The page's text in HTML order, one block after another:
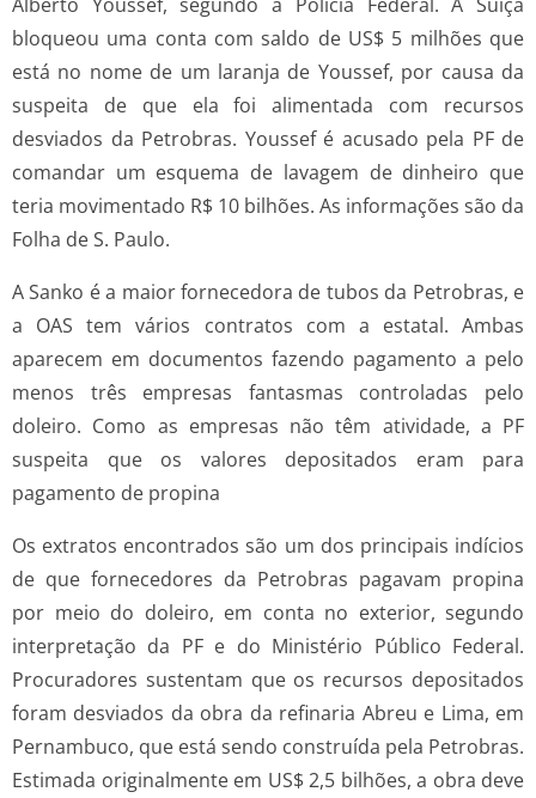
bloqueou uma conta com saldo de US$ 5 milhões que
está no nome de um laranja de Youssef, por causa da
suspeita de que ela foi alimentada com recursos
desviados da Petrobras. Youssef é acusado pela PF de
comandar um esquema de lavagem de dinheiro que
teria movimentado R$ 10 bilhões. As informações são da
Folha de S. Paulo.
A Sanko é a maior fornecedora de tubos da Petrobras, e
a OAS tem vários contratos com a estatal. Ambas
aparecem em documentos fazendo pagamento a pelo
menos três empresas fantasmas controladas pelo
doleiro. Como as empresas não têm atividade, a PF
suspeita que os valores depositados eram para
pagamento de propina
Os extratos encontrados são um dos principais indícios
de que fornecedores da Petrobras pagavam propina
por meio do doleiro, em conta no exterior, segundo
interpretação da PF e do Ministério Público Federal.
Procuradores sustentam que os recursos depositados
foram desviados da obra da refinaria Abreu e Lima, em
Pernambuco, que está sendo construída pela Petrobras.
Estimada originalmente em US$ 2,5 bilhões, a obra deve